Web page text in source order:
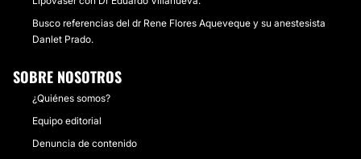
Busco referencias del dr Rene Flores Aqueveque y su anestesista
Danlet Prado.
SOBRE NOSOTROS
¿Quiénes somos?
Equipo editorial
Denuncia de contenido